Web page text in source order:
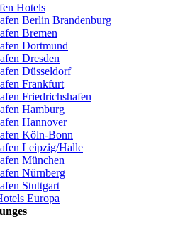
Hotels
Berlin Brandenburg
Bremen
Dortmund
Dresden
Düsseldorf
Frankfurt
Friedrichshafen
Hamburg
Hannover
Köln-Bonn
Leipzig/Halle
München
Nürnberg
Stuttgart
Europa